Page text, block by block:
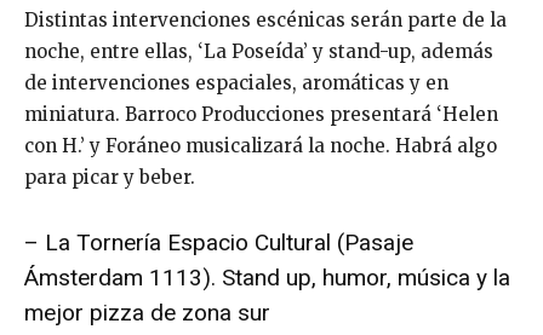
Distintas intervenciones escénicas serán parte de la
noche, entre ellas, ‘La Poseída’ y stand-up, además
de intervenciones espaciales, aromáticas y en
miniatura. Barroco Producciones presentará ‘Helen
con H.’ y Foráneo musicalizará la noche. Habrá algo
para picar y beber.
– La Tornería Espacio Cultural (Pasaje
Ámsterdam 1113). Stand up, humor, música y la
mejor pizza de zona sur